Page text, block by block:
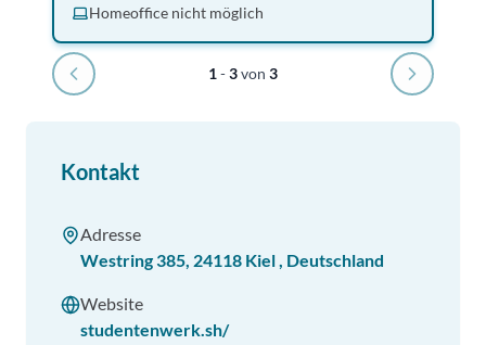
Homeoffice nicht möglich
1-3von 3
Kontakt
Adresse
Westring 385, 24118 Kiel, Deutschland
Website
studentenwerk.sh/